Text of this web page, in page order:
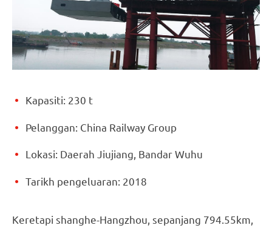
Kapasiti: 230 t
Pelanggan: China Railway Group
Lokasi: Daerah Jiujiang, Bandar Wuhu
Tarikh pengeluaran: 2018
Keretapi shanghe-Hangzhou, sepanjang 794.55km,